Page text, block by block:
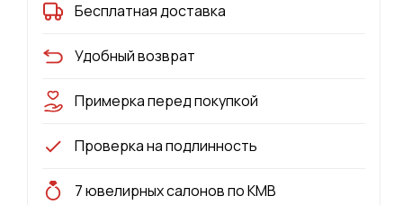
Бесплатная доставка
Удобный возврат
Примерка перед покупкой
Проверка на подлинность
7 ювелирных салонов по КМВ